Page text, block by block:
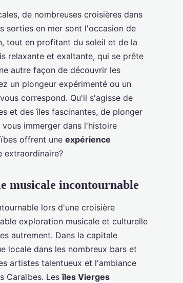
de nombreuses croisières dans
sorties en mer sont l'occasion de
tout en profitant du soleil et de la
relaxante et exaltante, qui se prête
autre façon de découvrir les
un plongeur expérimenté ou un
correspond. Qu'il s'agisse de
et des îles fascinantes, de plonger
immerger dans l'histoire
offrent une expérience
extraordinaire?
musicale incontournable
lors d'une croisière
exploration musicale et culturelle
autrement. Dans la capitale
locale dans les nombreux bars et
artistes talentueux et l'ambiance
Caraïbes. Lesîles Vierges